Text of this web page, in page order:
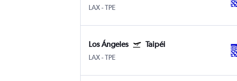
LAX-TPE
Los Ángeles Taipéi
LAX-TPE